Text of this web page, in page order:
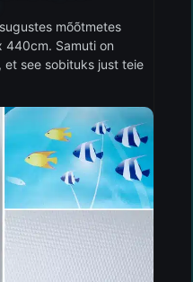
mõõtmetes
440cm. Samuti on
et see sobituks just teie